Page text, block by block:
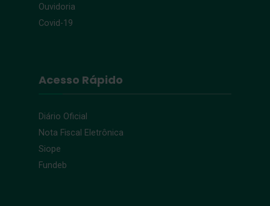
Ouvidoria
Covid-19
Acesso Rápido
Diário Oficial
Nota Fiscal Eletrônica
Siope
Fundeb